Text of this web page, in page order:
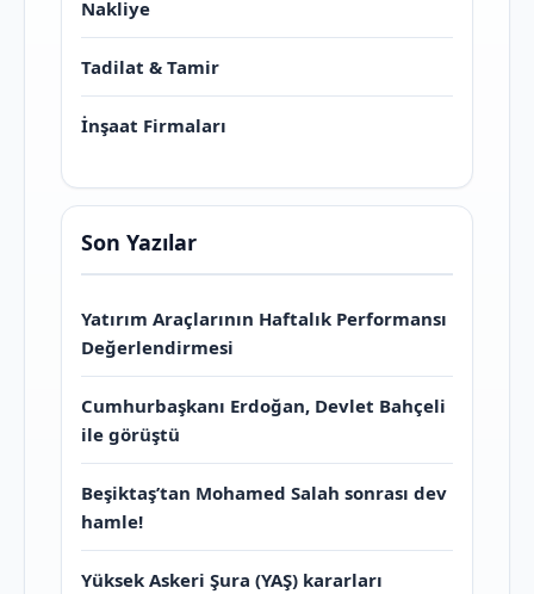
Nakliye
Tadilat & Tamir
İnşaat Firmaları
Son Yazılar
Yatırım Araçlarının Haftalık Performansı
Değerlendirmesi
Cumhurbaşkanı Erdoğan, Devlet Bahçeli
ile görüştü
Beşiktaş’tan Mohamed Salah sonrası dev
hamle!
Yüksek Askeri Şura (YAŞ) kararları